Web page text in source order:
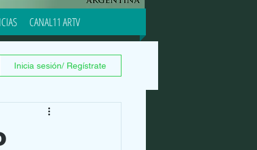
CANAL11 ARTV
Inicia sesión/ Regístrate